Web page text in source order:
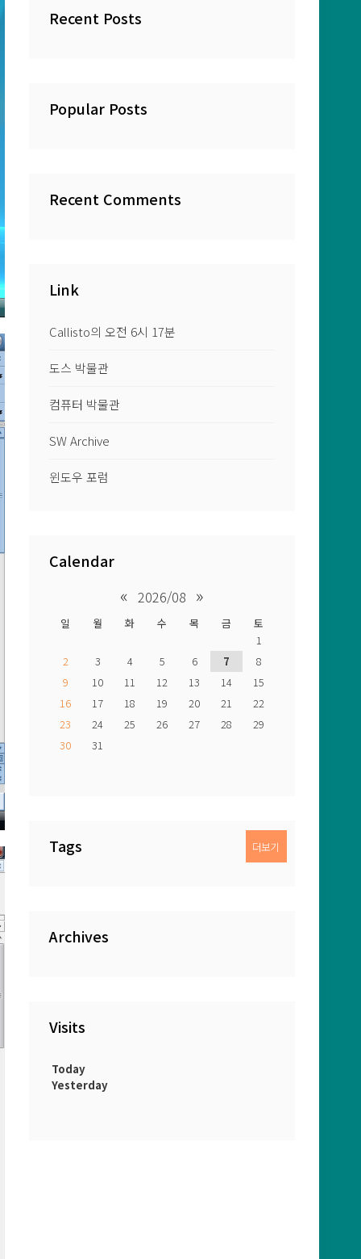
Recent Posts
Popular Posts
Recent Comments
Link
Callisto의 오전 6시 17분
도스 박물관
컴퓨터 박물관
SW Archive
윈도우 포럼
Calendar
« 2026/08 »
일 월 화 수 목 금
토
1
2
3 4 5 6 7
8
9
10 11 12 13 14
15
16
17 18 19 20 21
22
23
24 25 26 27 28
29
30
31
Tags 더보기
Archives
Visits
Today
Yesterday